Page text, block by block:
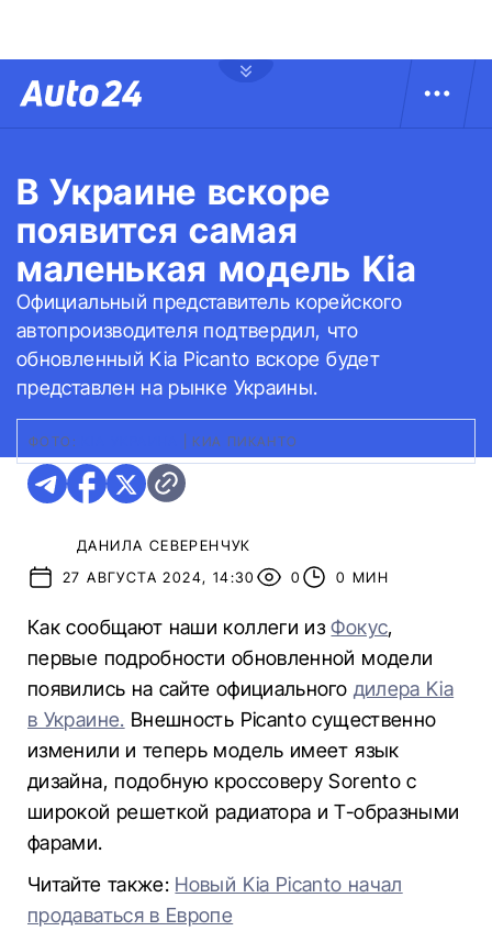
В Украине вскоре
появится самая
маленькая модель Kia
Официальный представитель корейского
автопроизводителя подтвердил, что
обновленный Kia Picanto вскоре будет
представлен на рынке Украины.
ФОТО: КИА ПИКАНТО
ДАНИЛА СЕВЕРЕНЧУК
27 АВГУСТА 2024, 14:30
0 0 МИН
Как сообщают наши коллеги изФокус,
первые подробности обновленной модели
появились на сайте официального дилера Kia
в Украине. Внешность Picanto существенно
изменили и теперь модель имеет язык
дизайна, подобную кроссоверу Sorento с
широкой решеткой радиатора и T-образными
фарами.
Читайте также: Новый Kia Picanto начал
продаваться в Европе